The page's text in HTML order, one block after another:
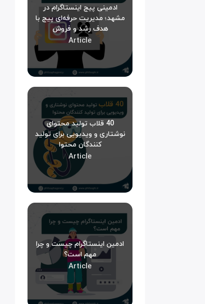
ادمینی پیج اینستاگرام در
مشهد؛ مدیریت حرفه‌ای پیج با
هدف رشد و فروش
Article
40 قلاب تولید محتوای
نوشتاری و ویدیویی برای تولید
کنندگان محتوا
Article
ادمین اینستاگرام چیست و چرا
مهم است؟
Article